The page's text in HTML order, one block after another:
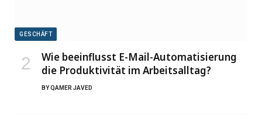
GESCHÄFT
Wie beeinflusst E-Mail-Automatisierung
die Produktivität im Arbeitsalltag?
BYQAMER JAVED